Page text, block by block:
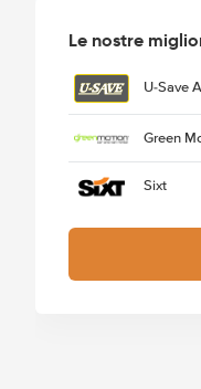
Le nostre
U-Save
Green
Sixt